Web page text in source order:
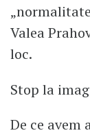
Valea
loc.
Stop la
De ce avem